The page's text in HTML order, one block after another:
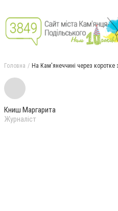
Головна На Кам'янеччині через коротке
Книш Маргарита
Журналіст